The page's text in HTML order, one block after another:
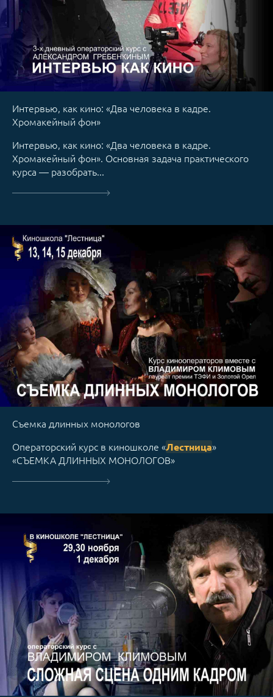
Интервью, как кино: «Два человека в кадре.
Хромакейный фон»
Интервью, как кино: «Два человека в кадре.
Хромакейный фон». Основная задача практического
курса — разобрать...
Съемка длинных монологов
Операторский курс в киношколе «Лестница»
«СЪЕМКА ДЛИННЫХ МОНОЛОГОВ»